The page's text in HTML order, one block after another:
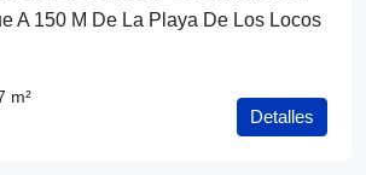
A 150 M De La Playa De Los Locos
m²
Detalles